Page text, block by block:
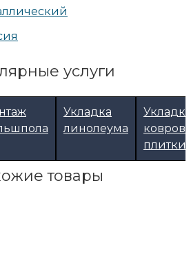
услуги
Укладка
линолеума
Укладка
плитки
товары